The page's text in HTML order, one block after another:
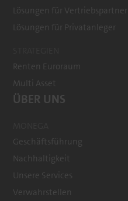
Lösungen für Vertriebspartner
Lösungen für Privatanleger
Renten Euroraum
Multi Asset
ÜBER UNS
Geschäftsführung
Nachhaltigkeit
Unsere Services
Verwahrstellen